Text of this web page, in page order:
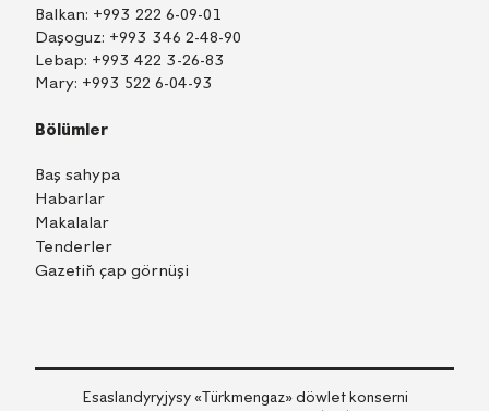
Balkan: +993 222 6-09-01
Daşoguz: +993 346 2-48-90
Lebap: +993 422 3-26-83
Mary: +993 522 6-04-93
Bölümler
Baş sahypa
Habarlar
Makalalar
Tenderler
Gazetiň çap görnüşi
Esaslandyryjysy «Тürkmengaz» döwlet konserni